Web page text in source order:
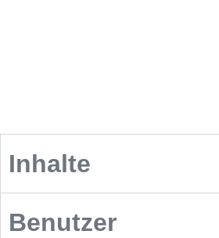
Inhalte
Benutzer